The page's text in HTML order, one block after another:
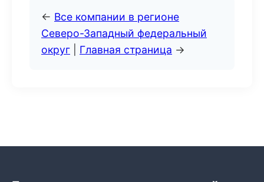
← Все компании в регионе
Северо-Западный федеральный
округ
Главная страница →